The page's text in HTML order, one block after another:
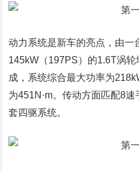
动力系统是新车的亮点，由一
145kW（197PS）的1.6T涡
成，系统综合最大功率为
为451N·m。传动方面匹配8
套四驱系统。